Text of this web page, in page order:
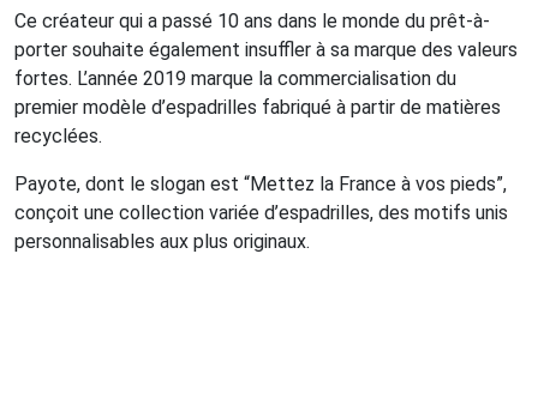
Ce créateur qui a passé 10 ans dans le monde du prêt-à-
porter souhaite également insuffler à sa marque des valeurs
fortes. L’année 2019 marque la commercialisation du
premier modèle d’espadrilles fabriqué à partir de matières
recyclées.
Payote, dont le slogan est “Mettez la France à vos pieds”,
conçoit une collection variée d’espadrilles, des motifs unis
personnalisables aux plus originaux.